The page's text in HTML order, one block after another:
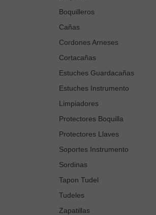
Boquilleros
Cañas
Cordones Arneses
Cortacañas
Estuches Guardacañas
Estuches Instrumento
Limpiadores
Protectores Boquilla
Protectores Llaves
Soportes Instrumento
Sordinas
Tapon Tudel
Tudeles
Zapatillas